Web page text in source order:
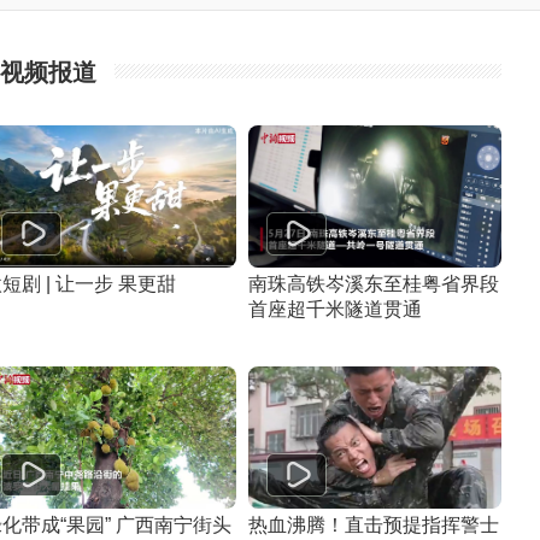
视频报道
剧 | 让一步 果更甜
南珠高铁岑溪东至桂粤省界段
首座超千米隧道贯通
带成“果园” 广西南宁街头 热血沸腾！直击预提指挥警士